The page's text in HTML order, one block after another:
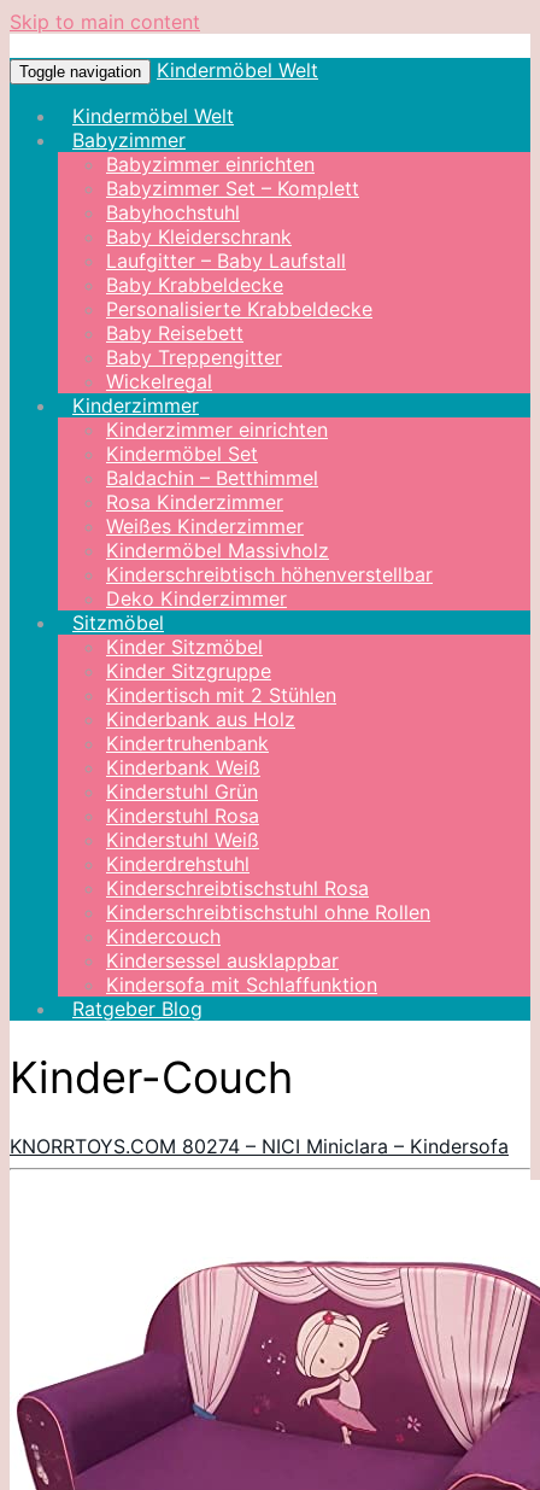
Skip to main content
Toggle navigation
Kindermöbel Welt
Kindermöbel Welt
Babyzimmer
Babyzimmer einrichten
Babyzimmer Set – Komplett
Babyhochstuhl
Baby Kleiderschrank
Laufgitter – Baby Laufstall
Baby Krabbeldecke
Personalisierte Krabbeldecke
Baby Reisebett
Baby Treppengitter
Wickelregal
Kinderzimmer
Kinderzimmer einrichten
Kindermöbel Set
Baldachin – Betthimmel
Rosa Kinderzimmer
Weißes Kinderzimmer
Kindermöbel Massivholz
Kinderschreibtisch höhenverstellbar
Deko Kinderzimmer
Sitzmöbel
Kinder Sitzmöbel
Kinder Sitzgruppe
Kindertisch mit 2 Stühlen
Kinderbank aus Holz
Kindertruhenbank
Kinderbank Weiß
Kinderstuhl Grün
Kinderstuhl Rosa
Kinderstuhl Weiß
Kinderdrehstuhl
Kinderschreibtischstuhl Rosa
Kinderschreibtischstuhl ohne Rollen
Kindercouch
Kindersessel ausklappbar
Kindersofa mit Schlaffunktion
Ratgeber Blog
Kinder-Couch
KNORRTOYS.COM 80274 – NICI Miniclara – Kindersofa